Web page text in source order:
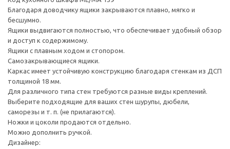
Благодаря доводчику ящики закрываются плавно, мягко и
бесшумно.
Ящики выдвигаются полностью, что обеспечивает удобный обзор
и доступ к содержимому.
Ящики с плавным ходом и стопором.
Самозакрывающиеся ящики.
Каркас имеет устойчивую конструкцию благодаря стенкам из ДСП
толщиной 18 мм.
Для различного типа стен требуются разные виды креплений.
Выберите подходящие для ваших стен шурупы, дюбели,
саморезы и т. п. (не прилагаются).
Ножки и цоколи продаются отдельно.
Можно дополнить ручкой.
Дизайнер: